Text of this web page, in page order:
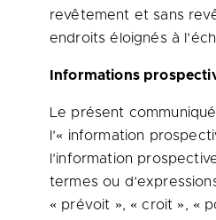
revêtement et sans
endroits éloignés à
Informations
Le présent
l’« information
l’information
termes ou
« prévoit », « croit », «